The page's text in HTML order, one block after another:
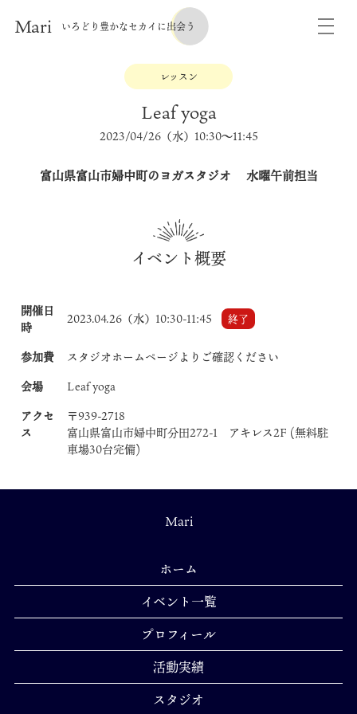
Mari いろどり豊かなセカイに出会う
レッスン
Leaf yoga
2023/04/26（水）10:30〜11:45
富山県富山市婦中町のヨガスタジオ 水曜午前担当
イベント概要
開催日
時
2023.04.26（水）10:30-11:45 終了
参加費
スタジオホームページよりご確認ください
会場
Leaf yoga
アクセ
ス
〒939-2718
富山県富山市婦中町分田272-1 アキレス2F (無料駐
車場30台完備)
Mari
ホーム
イベント一覧
プロフィール
活動実績
スタジオ